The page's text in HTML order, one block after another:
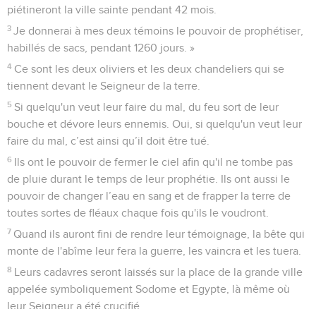
piétineront la ville sainte pendant 42 mois.
3 Je donnerai à mes deux témoins le pouvoir de prophétiser,
habillés de sacs, pendant 1260 jours. »
4 Ce sont les deux oliviers et les deux chandeliers qui se
tiennent devant le Seigneur de la terre.
5 Si quelqu'un veut leur faire du mal, du feu sort de leur
bouche et dévore leurs ennemis. Oui, si quelqu'un veut leur
faire du mal, c’est ainsi qu’il doit être tué.
6 Ils ont le pouvoir de fermer le ciel afin qu'il ne tombe pas
de pluie durant le temps de leur prophétie. Ils ont aussi le
pouvoir de changer l’eau en sang et de frapper la terre de
toutes sortes de fléaux chaque fois qu'ils le voudront.
7 Quand ils auront fini de rendre leur témoignage, la bête qui
monte de l'abîme leur fera la guerre, les vaincra et les tuera.
8 Leurs cadavres seront laissés sur la place de la grande ville
appelée symboliquement Sodome et Egypte, là même où
leur Seigneur a été crucifié.